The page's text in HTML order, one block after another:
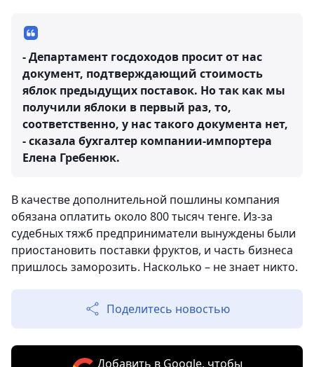
- Департамент госдоходов просит от нас
документ, подтверждающий стоимость
яблок предыдущих поставок. Но так как мы
получили яблоки в первый раз, то,
соответственно, у нас такого документа нет,
- сказала бухгалтер компании-импортера
Елена Гребенюк.
В качестве дополнительной пошлины компания
обязана оплатить около 800 тысяч тенге. Из-за
судебных тяжб предприниматели вынуждены были
приостановить поставки фруктов, и часть бизнеса
пришлось заморозить. Насколько – не знает никто.
Поделитесь новостью
Добавить в Google, чтобы